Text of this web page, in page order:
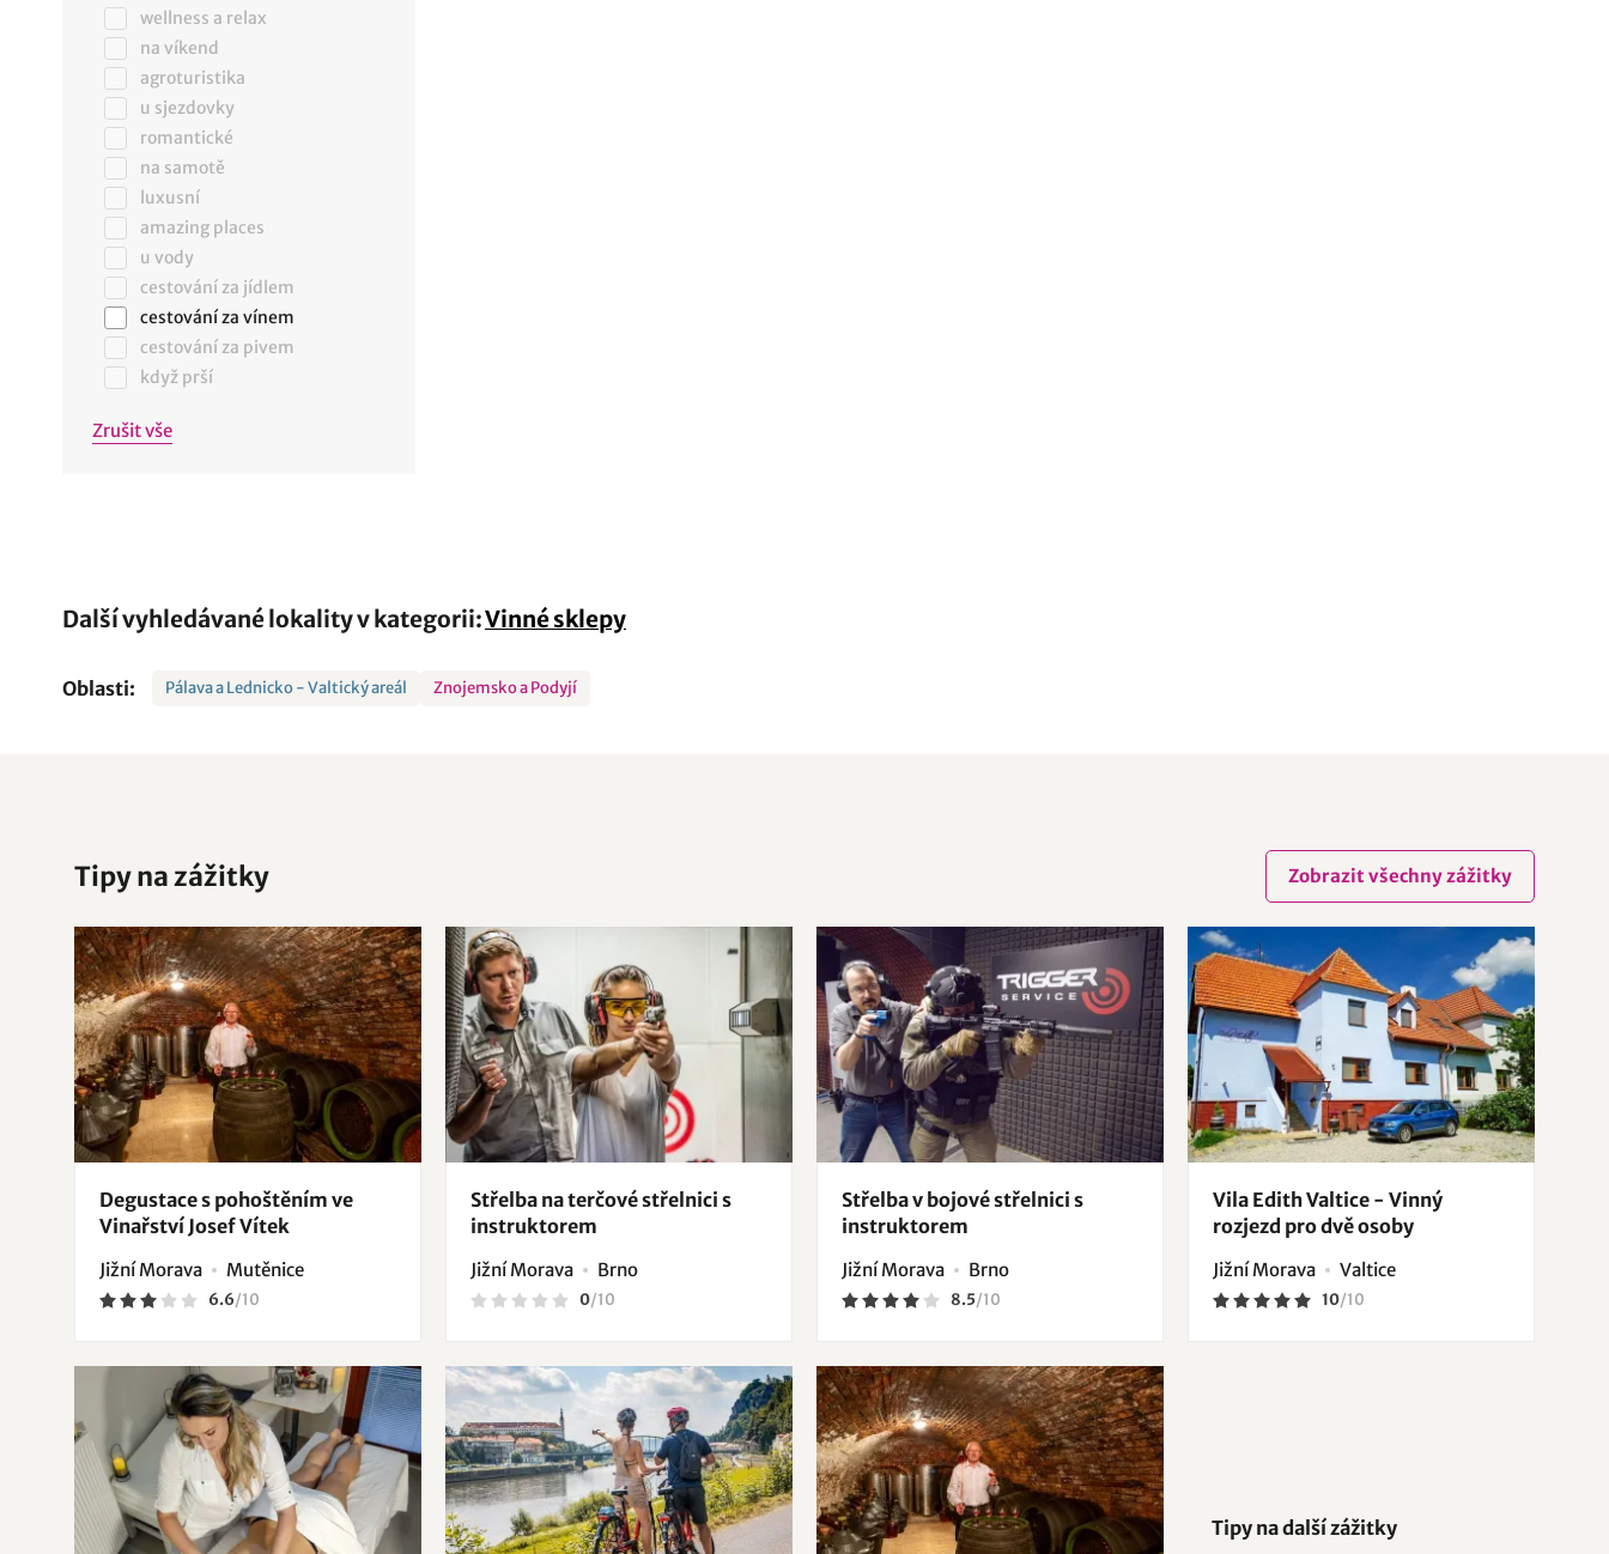
wellness a relax
na víkend
agroturistika
u sjezdovky
romantické
na samotě
luxusní
amazing places
u vody
cestování za jídlem
cestování za vínem
cestování za pivem
když prší
Zrušit vše
Další vyhledávané lokality v kategorii:Vinné sklepy
Oblasti: Pálava a Lednicko - Valtický areál Znojemsko a Podyjí
Tipy na zážitky Zobrazit všechny zážitky
Degustace s pohoštěním ve
Vinařství Josef Vítek
Jižní Morava Mutěnice
6.6/10
Střelba na terčové střelnici s
instruktorem
Jižní Morava Brno
0/10
Střelba v bojové střelnici s
instruktorem
Jižní Morava Brno
8.5/10
Vila Edith Valtice - Vinný
rozjezd pro dvě osoby
Jižní Morava Valtice
10/10
Tipy na další zážitky